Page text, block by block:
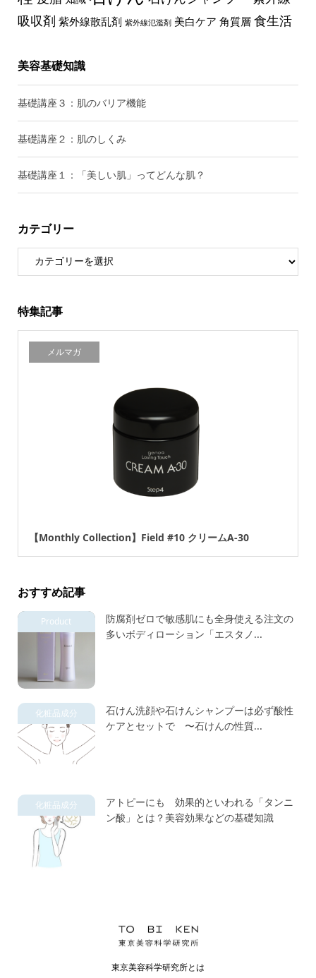
吸収剤 紫外線散乱剤 紫外線氾濫剤 美白ケア 角質層 食生活
美容基礎知識
基礎講座３：肌のバリア機能
基礎講座２：肌のしくみ
基礎講座１：「美しい肌」ってどんな肌？
カテゴリー
特集記事
メルマガ
【Monthly Collection】Field #10 クリームA-30
おすすめ記事
Product
防腐剤ゼロで敏感肌にも全身使える注文の
多いボディローション「エスタノ...
化粧品成分
石けん洗顔や石けんシャンプーは必ず酸性
ケアとセットで 〜石けんの性質...
化粧品成分
アトピーにも 効果的といわれる「タンニ
ン酸」とは？美容効果などの基礎知識
東京美容科学研究所とは